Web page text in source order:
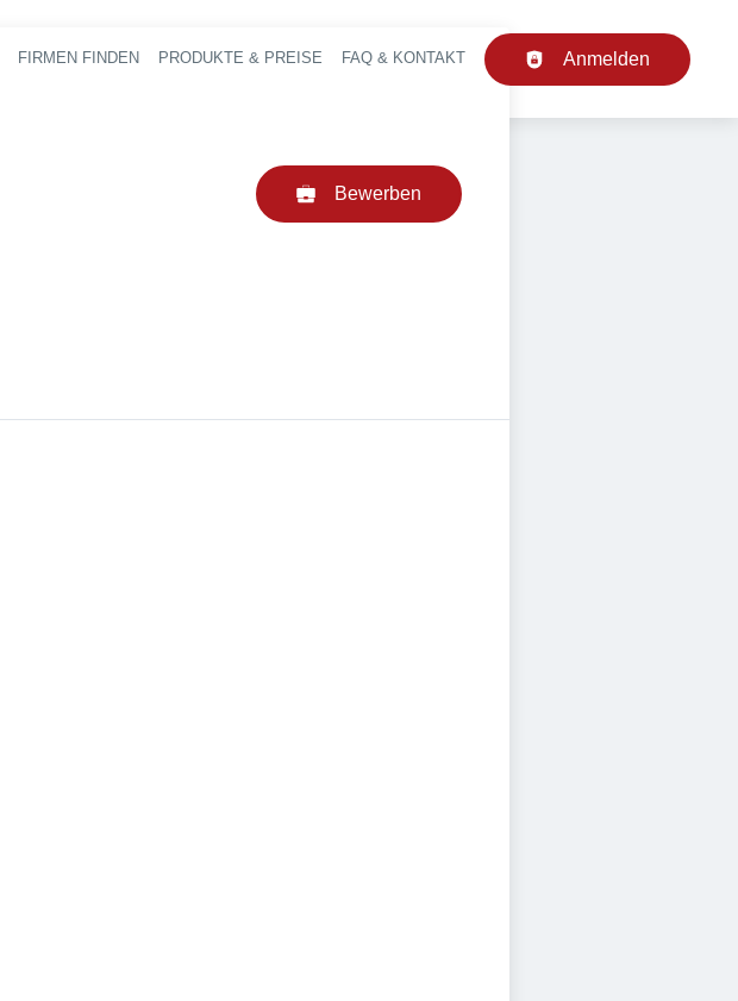
Haupt-Navigation
FIRMEN FINDEN PRODUKTE & PREISE FAQ & KONTAKT Anmelden
Bewerben